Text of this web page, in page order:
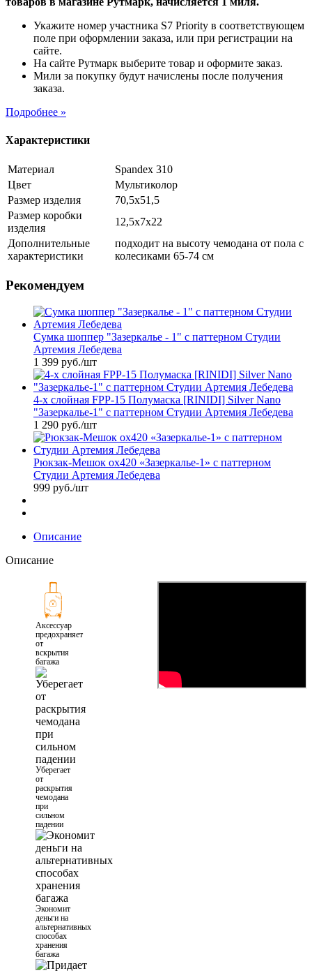
Укажите номер участника S7 Priority в соответствующем
поле при оформлении заказа, или при регистрации на
сайте.
На сайте Рутмарк выберите товар и оформите заказ.
Мили за покупку будут начислены после получения
заказа.
Подробнее »
Характеристики
Материал
Spandex 310
Цвет
Мультиколор
Размер изделия
70,5х51,5
Размер коробки
изделия
12,5х7х22
Дополнительные
характеристики
подходит на высоту чемодана от пола с
колесиками 65-74 см
Рекомендуем
Сумка шоппер "Зазеркалье - 1" с паттерном Студии
Артемия Лебедева
1 399 руб./шт
4-х слойная FPP-15 Полумаска [RINIDI] Silver Nano
"Зазеркалье-1" с паттерном Студии Артемия Лебедева
1 290 руб./шт
Рюкзак-Мешок ox420 «Зазеркалье-1» с паттерном
Студии Артемия Лебедева
999 руб./шт
Описание
Описание
Аксессуар
предохраняет
от
вскрытия
багажа
Уберегает
от
раскрытия
чемодана
при
сильном
падении
Экономит
деньги на
альтернативных
способах
хранения
багажа